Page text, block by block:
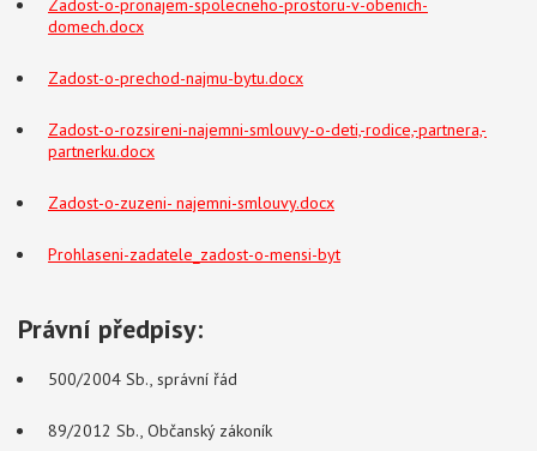
Zadost-o-pronajem-spolecneho-prostoru-v-obenich-
domech.docx
Zadost-o-prechod-najmu-bytu.docx
Zadost-o-rozsireni-najemni-smlouvy-o-deti,-rodice,-partnera,-
partnerku.docx
Zadost-o-zuzeni- najemni-smlouvy.docx
Prohlaseni-zadatele_zadost-o-mensi-byt
Právní předpisy:
500/2004 Sb., správní řád
89/2012 Sb., Občanský zákoník